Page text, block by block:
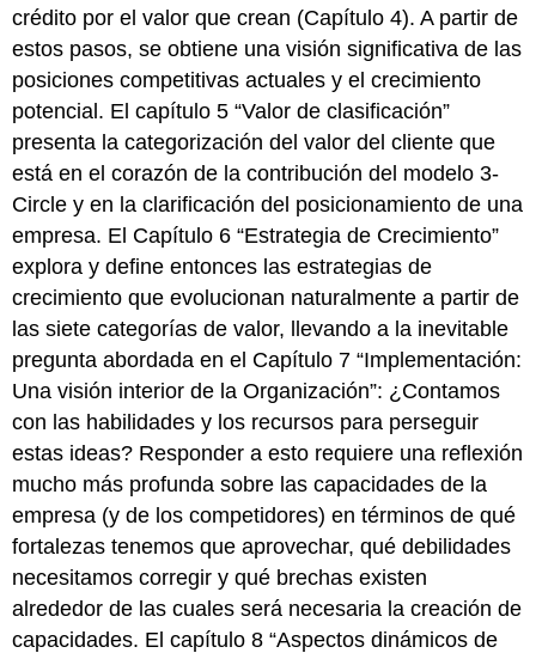
crédito por el valor que crean (Capítulo 4). A partir de
estos pasos, se obtiene una visión significativa de las
posiciones competitivas actuales y el crecimiento
potencial. El capítulo 5 “Valor de clasificación”
presenta la categorización del valor del cliente que
está en el corazón de la contribución del modelo 3-
Circle y en la clarificación del posicionamiento de una
empresa. El Capítulo 6 “Estrategia de Crecimiento”
explora y define entonces las estrategias de
crecimiento que evolucionan naturalmente a partir de
las siete categorías de valor, llevando a la inevitable
pregunta abordada en el Capítulo 7 “Implementación:
Una visión interior de la Organización”: ¿Contamos
con las habilidades y los recursos para perseguir
estas ideas? Responder a esto requiere una reflexión
mucho más profunda sobre las capacidades de la
empresa (y de los competidores) en términos de qué
fortalezas tenemos que aprovechar, qué debilidades
necesitamos corregir y qué brechas existen
alrededor de las cuales será necesaria la creación de
capacidades. El capítulo 8 “Aspectos dinámicos de